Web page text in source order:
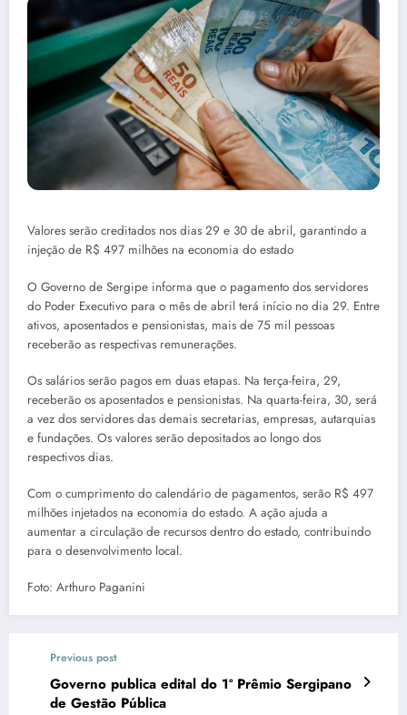
Valores serão creditados nos dias 29 e 30 de abril, garantindo a
injeção de R$ 497 milhões na economia do estado
O Governo de Sergipe informa que o pagamento dos servidores
do Poder Executivo para o mês de abril terá início no dia 29. Entre
ativos, aposentados e pensionistas, mais de 75 mil pessoas
receberão as respectivas remunerações.
Os salários serão pagos em duas etapas. Na terça-feira, 29,
receberão os aposentados e pensionistas. Na quarta-feira, 30, será
a vez dos servidores das demais secretarias, empresas, autarquias
e fundações. Os valores serão depositados ao longo dos
respectivos dias.
Com o cumprimento do calendário de pagamentos, serão R$ 497
milhões injetados na economia do estado. A ação ajuda a
aumentar a circulação de recursos dentro do estado, contribuindo
para o desenvolvimento local.
Foto: Arthuro Paganini
Previous post
Governo publica edital do 1º Prêmio Sergipano
de Gestão Pública